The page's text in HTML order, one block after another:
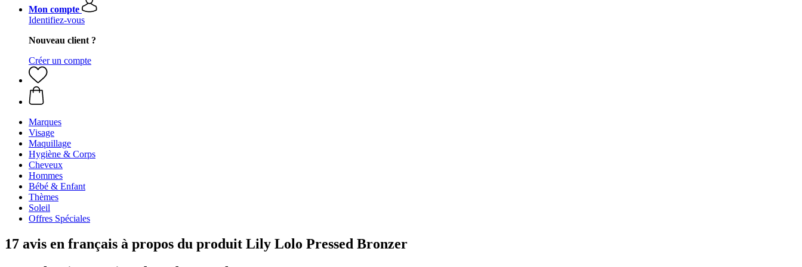
Mon compte
Identifiez-vous
Nouveau client ?
Créer un compte
Marques
Visage
Maquillage
Hygiène & Corps
Cheveux
Hommes
Bébé & Enfant
Thèmes
Soleil
Offres Spéciales
17 avis en français à propos du produit Lily Lolo Pressed Bronzer